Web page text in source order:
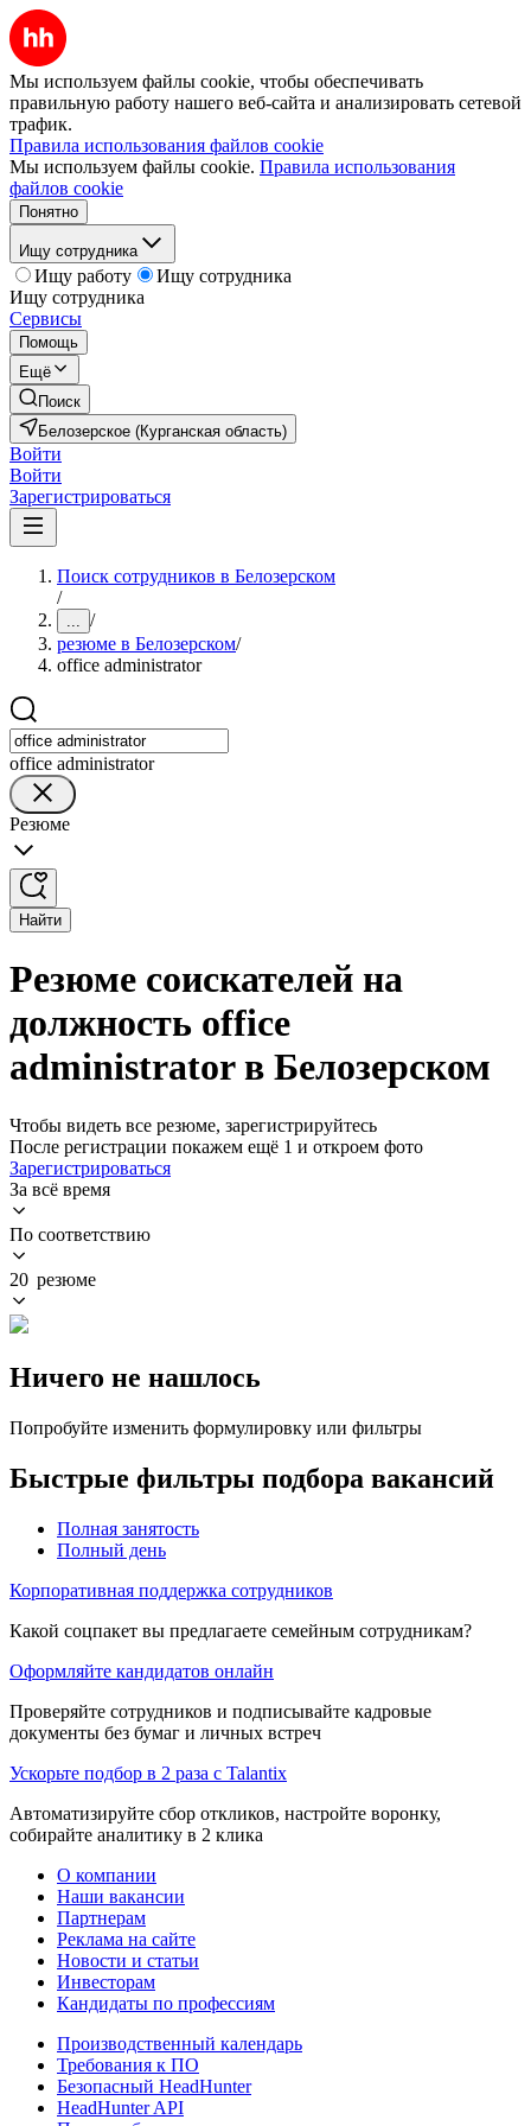
Мы используем файлы cookie, чтобы обеспечивать
правильную работу нашего веб-сайта и анализировать сетевой
трафик.
Правила использования файлов cookie
Мы используем файлы cookie. Правила использования
файлов cookie
Понятно
Ищу сотрудника
Ищу работу
Ищу сотрудника
Ищу сотрудника
Сервисы
Помощь
Ещё
Поиск
Белозерское (Курганская область)
Войти
Войти
Зарегистрироваться
Поиск сотрудников в Белозерском
/
... /
резюме в Белозерском/
office administrator
office administrator
Резюме
Найти
Резюме соискателей на
должность office
administrator в Белозерском
Чтобы видеть все резюме, зарегистрируйтесь
После регистрации покажем ещё 1 и откроем фото
Зарегистрироваться
За всё время
По соответствию
20 резюме
Ничего не нашлось
Попробуйте изменить формулировку или фильтры
Быстрые фильтры подбора вакансий
Полная занятость
Полный день
Корпоративная поддержка сотрудников
Какой соцпакет вы предлагаете семейным сотрудникам?
Оформляйте кандидатов онлайн
Проверяйте сотрудников и подписывайте кадровые
документы без бумаг и личных встреч
Ускорьте подбор в 2 раза с Talantix
Автоматизируйте сбор откликов, настройте воронку,
собирайте аналитику в 2 клика
О компании
Наши вакансии
Партнерам
Реклама на сайте
Новости и статьи
Инвесторам
Кандидаты по профессиям
Производственный календарь
Требования к ПО
Безопасный HeadHunter
HeadHunter API